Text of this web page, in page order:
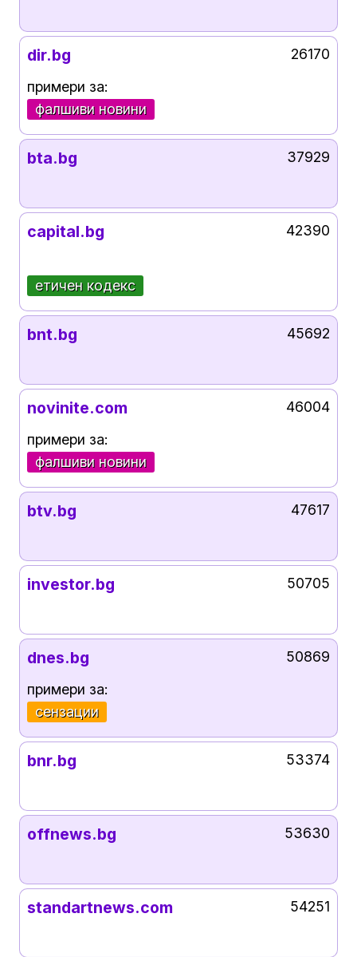
dir.bg
примери за:
фалшиви новини
26170
bta.bg 37929
capital.bg
етичен кодекс
42390
bnt.bg 45692
novinite.com
примери за:
фалшиви новини
46004
btv.bg 47617
investor.bg 50705
dnes.bg
примери за:
сензации
50869
bnr.bg 53374
offnews.bg 53630
standartnews.com 54251